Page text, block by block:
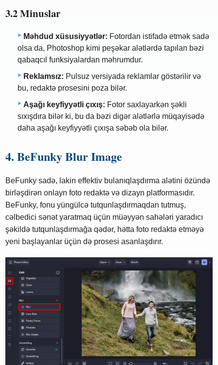
3.2 Minuslar
Məhdud xüsusiyyətlər: Fotordan istifadə etmək sadə
olsa da, Photoshop kimi peşəkar alətlərdə tapılan bəzi
qabaqcıl funksiyalardan məhrumdur.
Reklamsız: Pulsuz versiyada reklamlar göstərilir və
bu, redaktə prosesini poza bilər.
Aşağı keyfiyyətli çıxış: Fotor saxlayarkən şəkli
sıxışdıra bilər ki, bu da bəzi digər alətlərlə müqayisədə
daha aşağı keyfiyyətli çıxışa səbəb ola bilər.
4. BeFunky Blur Image
BeFunky sadə, lakin effektiv bulanıqlaşdırma alətini özündə
birləşdirən onlayn foto redaktə və dizayn platformasıdır.
BeFunky, fonu yüngülcə tutqunlaşdırmaqdan tutmuş,
cəlbedici sənət yaratmaq üçün müəyyən sahələri yaradıcı
şəkildə tutqunlaşdırmağa qədər, hətta foto redaktə etməyə
yeni başlayanlar üçün də prosesi asanlaşdırır.